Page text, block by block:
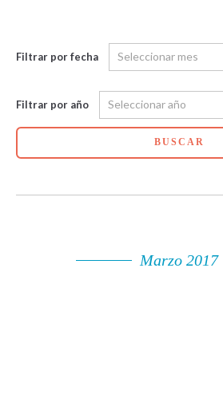
Filtrar por fecha
Filtrar por año
BUSCAR
Marzo 2017